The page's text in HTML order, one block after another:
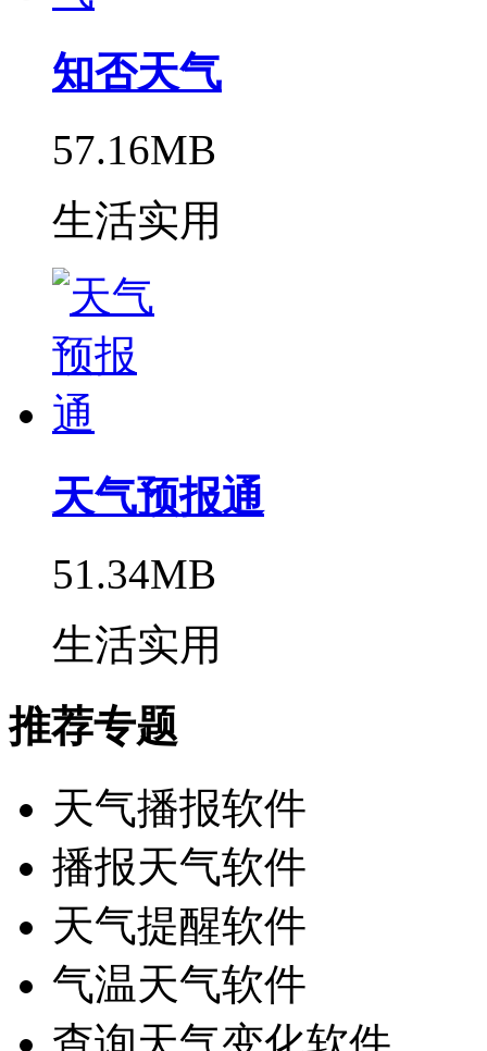
知否天气
57.16MB
生活实用
天气预报通
51.34MB
生活实用
推荐专题
天气播报软件
播报天气软件
天气提醒软件
气温天气软件